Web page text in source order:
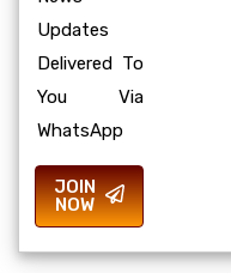
Updates
Delivered To
You Via
WhatsApp
JOIN
NOW